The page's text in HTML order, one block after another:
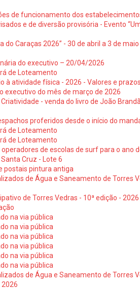
de funcionamento dos
e de diversão provisória - Evento
do Caraças 2026” - 30 de abril a 3 de
do executivo – 20/04/2026
de Loteamento
à atividade física - 2026 - Valores e prazos
executivo do mês de março de 2026
- venda do livro de João
proferidos desde o início do
de Loteamento
de Loteamento
de escolas de surf para o ano
Cruz - Lote 6
postais pintura antiga
de Água e Saneamento de Torres
de Torres Vedras - 10ª edição -
na via pública
na via pública
na via pública
na via pública
na via pública
na via pública
de Água e Saneamento de Torres